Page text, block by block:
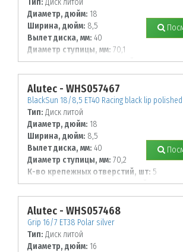
Диаметр, дюйм: 18
Ширина, дюйм: 8,5
Вылет диска, мм: 40
Диаметр ступицы, мм: 70,1
К-во крепежных отверстий, шт:5
Диаметр располож. отверстий, мм:
114,3
Alutec - WHS057467
BlackSun 18/8,5 ET40 Racing black lip polished
Тип: Диск литой
Диаметр, дюйм: 18
Ширина, дюйм: 8,5
Вылет диска, мм: 40
Диаметр ступицы, мм: 70,2
К-во крепежных отверстий, шт: 5
Диаметр располож. отверстий, мм:
115
Alutec - WHS057468
Grip 16/7 ET38 Polar silver
Тип: Диск литой
Диаметр, дюйм: 16